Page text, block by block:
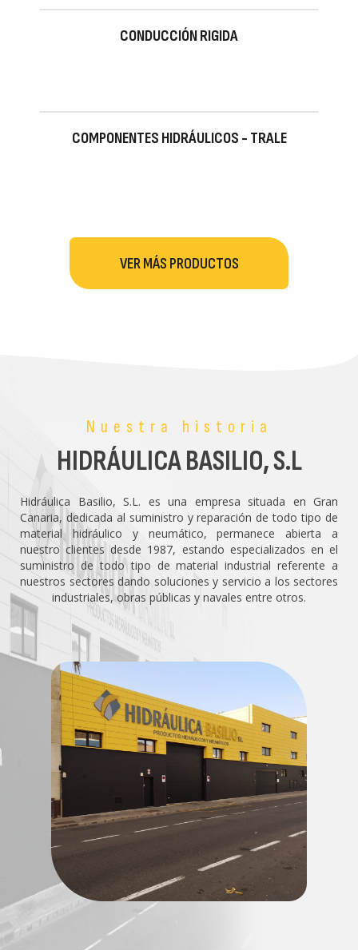
CONDUCCIÓN RIGIDA
COMPONENTES HIDRÁULICOS - TRALE
VER MÁS PRODUCTOS
Nuestra historia
HIDRÁULICA BASILIO, S.L
Hidráulica Basilio, S.L. es una empresa situada en Gran
Canaria, dedicada al suministro y reparación de todo tipo de
material hidráulico y neumático, permanece abierta a
nuestro clientes desde 1987, estando especializados en el
suministro de todo tipo de material industrial referente a
nuestros sectores dando soluciones y servicio a los sectores
industriales, obras públicas y navales entre otros.